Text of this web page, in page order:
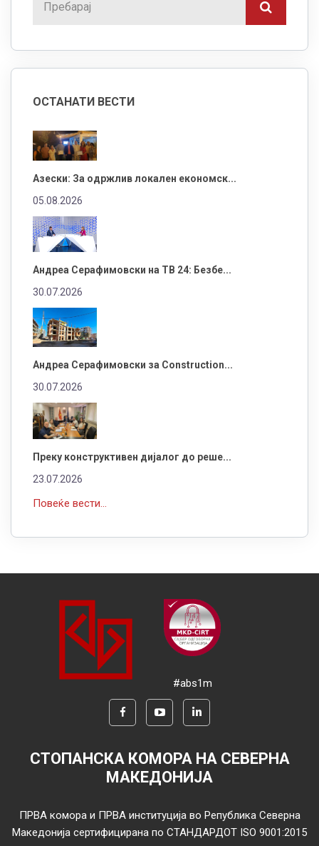
ОСТАНАТИ ВЕСТИ
Азески: За одржлив локален економск...
05.08.2026
Андреа Серафимовски на ТВ 24: Безбе...
30.07.2026
Андреа Серафимовски за Construction...
30.07.2026
Преку конструктивен дијалог до реше...
23.07.2026
Повеќе вести...
#abs1m
СТОПАНСКА КОМОРА НА СЕВЕРНА
МАКЕДОНИЈА
ПРВА комора и ПРВА институција во Република Северна
Македонија сертифицирана по СТАНДАРДОТ ISO 9001:2015